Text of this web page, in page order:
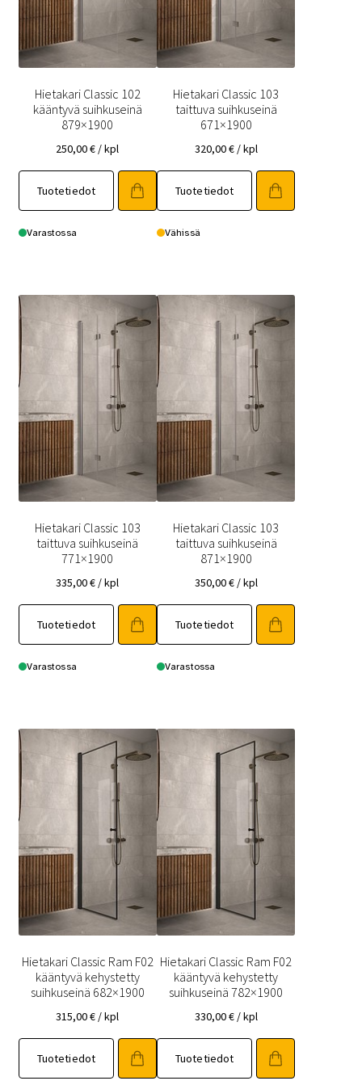
Hietakari Classic 102
kääntyvä suihkuseinä
879×1900
250,00€ / kpl
Tuotetiedot
Varastossa
Hietakari Classic 103
taittuva suihkuseinä
671×1900
320,00€ / kpl
Tuotetiedot
Vähissä
Hietakari Classic 103
taittuva suihkuseinä
771×1900
335,00€ / kpl
Tuotetiedot
Varastossa
Hietakari Classic 103
taittuva suihkuseinä
871×1900
350,00€ / kpl
Tuotetiedot
Varastossa
Hietakari Classic Ram F02
kääntyvä kehystetty
suihkuseinä 682×1900
315,00€ / kpl
Tuotetiedot
Hietakari Classic Ram F02
kääntyvä kehystetty
suihkuseinä 782×1900
330,00€ / kpl
Tuotetiedot